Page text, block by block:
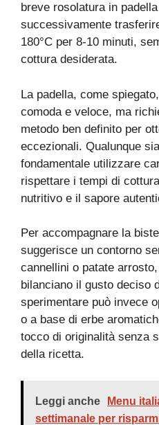
breve rosolatura in
successivamente
180°C per 8-10 minuti,
cottura desiderata.
La padella, come
comoda e veloce, ma
metodo ben definito per
eccezionali. Qualunque
fondamentale utilizzare
rispettare i tempi di
nutritivo e il sapore
Per accompagnare la
suggerisce un contorno
cannellini o patate
bilanciano il gusto deciso
sperimentare può invece
o a base di erbe
tocco di originalità senza
della ricetta.
Leggi anche
Menu
settimanale per